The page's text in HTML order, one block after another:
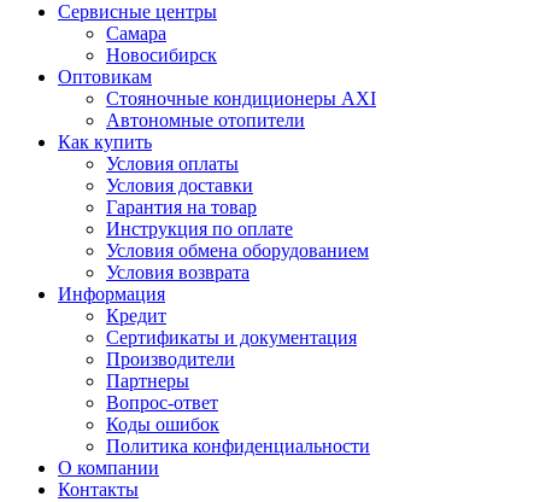
Сервисные центры
Самара
Новосибирск
Оптовикам
Стояночные кондиционеры AXI
Автономные отопители
Как купить
Условия оплаты
Условия доставки
Гарантия на товар
Инструкция по оплате
Условия обмена оборудованием
Условия возврата
Информация
Кредит
Сертификаты и документация
Производители
Партнеры
Вопрос-ответ
Коды ошибок
Политика конфиденциальности
О компании
Контакты